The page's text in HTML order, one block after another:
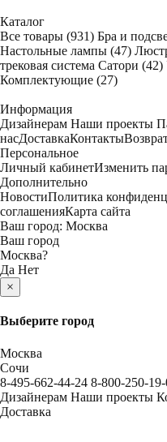
Каталог
Все товары (931) Бра и
Настольные лампы (47)
трековая система Сатори (42)
Комплектующие (27)
Информация
Дизайнерам Наши проекты
насДоставкаКонтакты
Персональное
Личный кабинетИзменить
Дополнительно
НовостиПолитика
соглашенияКарта сайта
Ваш город: Москва
Ваш город
Москва?
Да Нет
×
Выберите город
Москва
Сочи
8-495-662-44-24 8-800-250-
Дизайнерам Наши проекты
Доставка